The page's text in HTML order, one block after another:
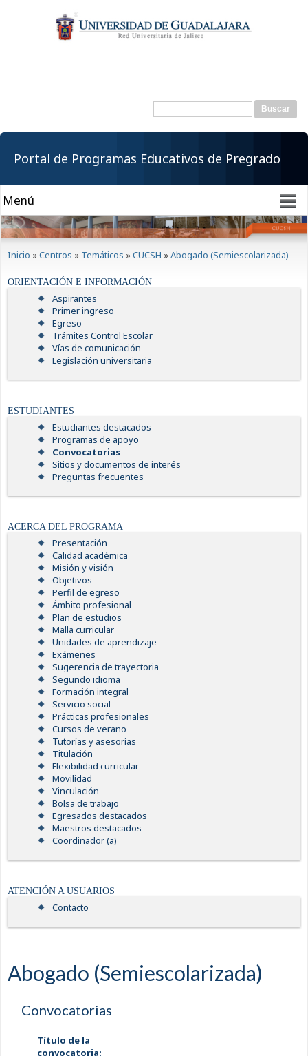
contenido
principal
Formulario de
Buscar
Portal de Programas Educativos de Pregrado
Inicio »Centros » Temáticos »CUCSH »Abogado (Semiescolarizada)
ORIENTACIÓN E INFORMACIÓN
Aspirantes
Primer ingreso
Egreso
Trámites Control Escolar
Vías de comunicación
Legislación universitaria
ESTUDIANTES
Estudiantes destacados
Programas de apoyo
Convocatorias
Sitios y documentos de interés
Preguntas frecuentes
ACERCA DEL PROGRAMA
Presentación
Calidad académica
Misión y visión
Objetivos
Perfil de egreso
Ámbito profesional
Plan de estudios
Malla curricular
Unidades de aprendizaje
Exámenes
Sugerencia de trayectoria
Segundo idioma
Formación integral
Servicio social
Prácticas profesionales
Cursos de verano
Tutorías y asesorías
Titulación
Flexibilidad curricular
Movilidad
Vinculación
Bolsa de trabajo
Egresados destacados
Maestros destacados
Coordinador (a)
ATENCIÓN A USUARIOS
Contacto
Abogado (Semiescolarizada)
Convocatorias
Título de la
convocatoria: